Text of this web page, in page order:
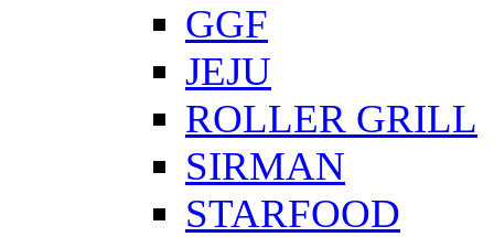
GGF
JEJU
ROLLER GRILL
SIRMAN
STARFOOD